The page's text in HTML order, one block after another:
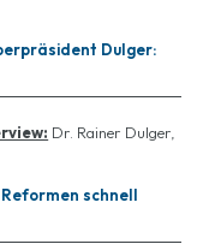
Dulger:
Dr. Rainer Dulger,
schnell